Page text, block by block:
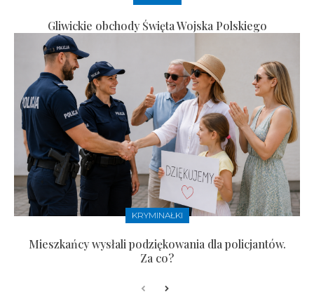
Gliwickie obchody Święta Wojska Polskiego
KRYMINAŁKI
Mieszkańcy wysłali podziękowania dla policjantów.
Za co?